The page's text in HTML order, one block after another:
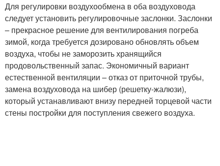
Для регулировки воздухообмена в оба воздуховода
следует установить регулировочные заслонки. Заслонки
– прекрасное решение для вентилирования погреба
зимой, когда требуется дозировано обновлять объем
воздуха, чтобы не заморозить хранящийся
продовольственный запас. Экономичный вариант
естественной вентиляции – отказ от приточной трубы,
замена воздуховода на шибер (решетку-жалюзи),
который устанавливают внизу передней торцевой части
стены постройки для поступления свежего воздуха.